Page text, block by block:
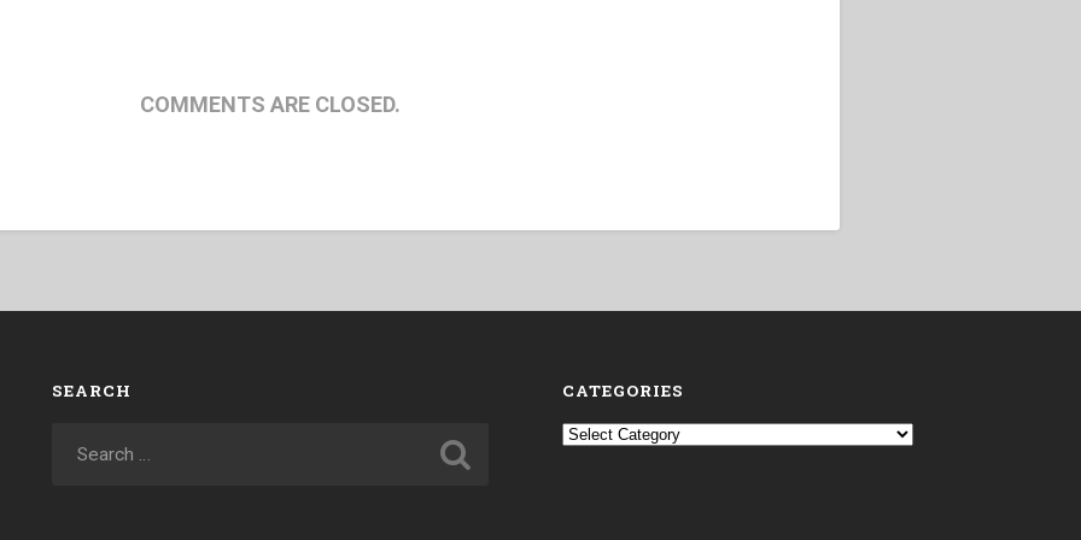
COMMENTS ARE CLOSED.
SEARCH CATEGORIES
Categories